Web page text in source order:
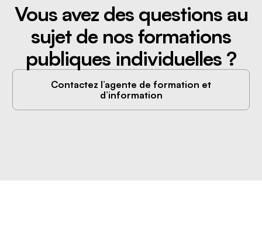
Vous avez des questions au
sujet de nos formations
publiques individuelles ?
Contactez l’agente de formation et
d’information